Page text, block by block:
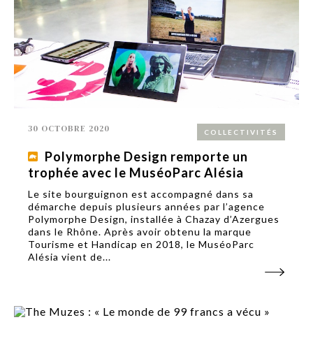
COLLECTIVITÉS
30 OCTOBRE 2020
Polymorphe Design remporte un
trophée avec le MuséoParc Alésia
Le site bourguignon est accompagné dans sa
démarche depuis plusieurs années par l’agence
Polymorphe Design, installée à Chazay d’Azergues
dans le Rhône. Après avoir obtenu la marque
Tourisme et Handicap en 2018, le MuséoParc
Alésia vient de...